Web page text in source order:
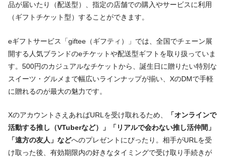
品が届いたり（配送型）、指定の店舗での購入やサービスに利用
（ギフトチケット型）することができます。
eギフトサービス「giftee（ギフティ）」では、全国でチェーン展
開する人気ブランドのeチケットや配送型ギフトを取り扱っていま
す。500円のカジュアルなチケットから、誕生日に贈りたい特別な
スイーツ・グルメまで幅広いラインナップが揃い、XのDMで手軽
に贈れるのが最大の魅力です。
XのアカウントさえあればURLを受け取れるため、
「オンラインで
活動する推し（VTuberなど）」「リアルで会わない推し活仲間」
「遠方の友人」などへのプレゼントにぴったり。相手がURLを受
け取った後、有効期限内の好きなタイミングで受け取り手続きが